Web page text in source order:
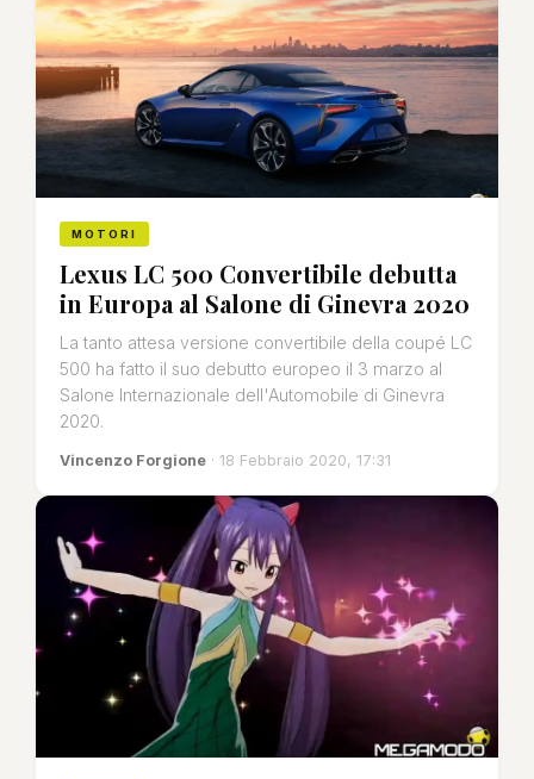
MOTORI
Lexus LC 500 Convertibile debutta
in Europa al Salone di Ginevra 2020
La tanto attesa versione convertibile della coupé LC
500 ha fatto il suo debutto europeo il 3 marzo al
Salone Internazionale dell'Automobile di Ginevra
2020.
Vincenzo Forgione · 18 Febbraio 2020, 17:31